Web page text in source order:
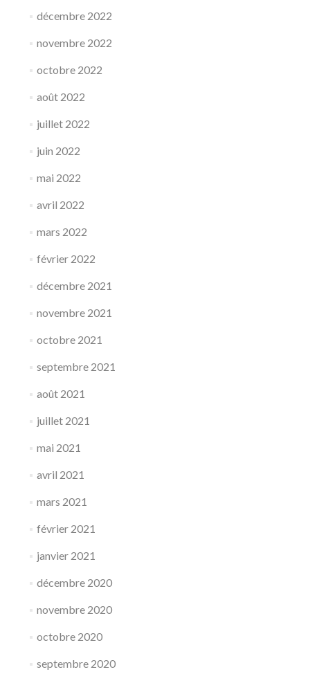
décembre 2022
novembre 2022
octobre 2022
août 2022
juillet 2022
juin 2022
mai 2022
avril 2022
mars 2022
février 2022
décembre 2021
novembre 2021
octobre 2021
septembre 2021
août 2021
juillet 2021
mai 2021
avril 2021
mars 2021
février 2021
janvier 2021
décembre 2020
novembre 2020
octobre 2020
septembre 2020